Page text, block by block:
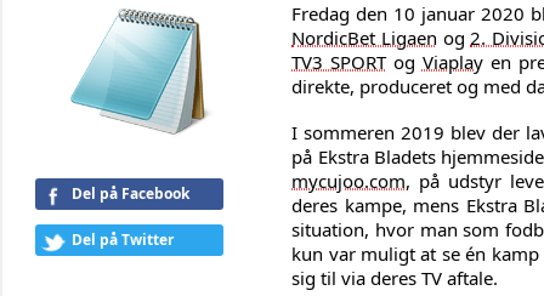
Del på Facebook
Del på Twitter
Fredag den 10 januar 2020
NordicBet Ligaen og2.
TV3 SPORTog Viaplayen
direkte, produceret og med
I sommeren 2019 blev der
på Ekstra Bladets
mycujoo.com, på udstyr
deres kampe, mens Ekstra
situation, hvor man som
kun var muligt at se én
sig til via deres TV aftale.